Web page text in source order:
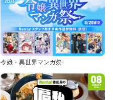
令嬢・異世界マンガ祭